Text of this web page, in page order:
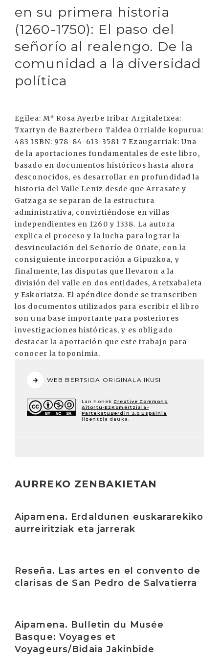
en su primera historia
(1260-1750): El paso del
señorío al realengo. De la
comunidad a la diversidad
política
Egilea: Mª Rosa Ayerbe Iribar Argitaletxea:
Txartyn de Bazterbero Taldea Orrialde kopurua:
483 ISBN: 978-84-613-3581-7 Ezaugarriak: Una
de la aportaciones fundamentales de este libro,
basado en documentos históricos hasta ahora
desconocidos, es desarrollar en profundidad la
historia del Valle Leniz desde que Arrasate y
Gatzaga se separan de la estructura
administrativa, convirtiéndose en villas
independientes en 1260 y 1338. La autora
explica el proceso y la lucha para lograr la
desvinculación del Señorío de Oñate, con la
consiguiente incorporación a Gipuzkoa, y
finalmente, las disputas que llevaron a la
división del valle en dos entidades, Aretxabaleta
y Eskoriatza. El apéndice donde se transcriben
los documentos utilizados para escribir el libro
son una base importante para posteriores
investigaciones históricas, y es obligado
destacar la aportación que este trabajo para
conocer la toponimia.
WEB BERTSIOA ORIGINALA IKUSI
Lan honek Creative Commons
Aitortu-EzKomertziala-
PartekatuBerdin 3.0 Espainia
lizentzia dauka.
AURREKO ZENBAKIETAN
Aipamena. Erdaldunen euskararekiko
aurreiritziak eta jarrerak
Reseña. Las artes en el convento de
clarisas de San Pedro de Salvatierra
Aipamena. Bulletin du Musée
Basque: Voyages et
Voyageurs/Bidaia Jakinbide